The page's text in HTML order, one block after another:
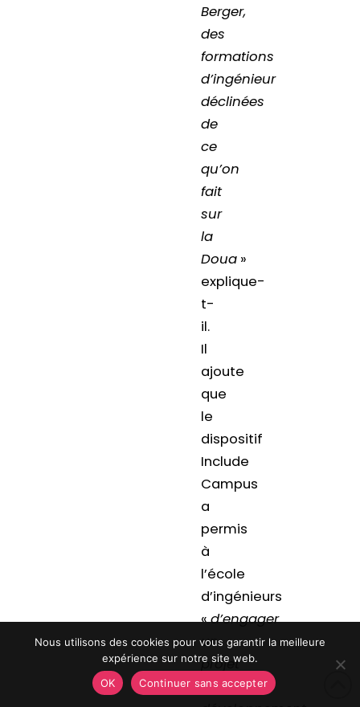
Berger,
des
formations
d’ingénieur
déclinées
de
ce
qu’on
fait
sur
la
Doua»
explique-
t-
il.
Il
ajoute
que
le
dispositif
Include
Campus
a
permis
à
l’école
d’ingénieurs
«d’engager
un
projet
de
Nous utilisons des cookies pour vous garantir la meilleure
expérience sur notre site web.
OK
Continuer sans accepter